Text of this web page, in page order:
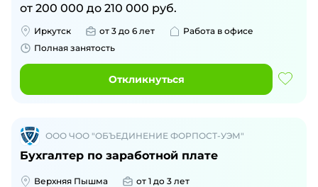
от 200 000 до 210 000 руб.
Иркутск от 3 до 6 лет
Работа в офисе
Полная занятость
Откликнуться
ООО ЧОО "ОБЪЕДИНЕНИЕ ФОРПОСТ-УЭМ"
Бухгалтер по заработной плате
Верхняя Пышма
от 1 до 3 лет